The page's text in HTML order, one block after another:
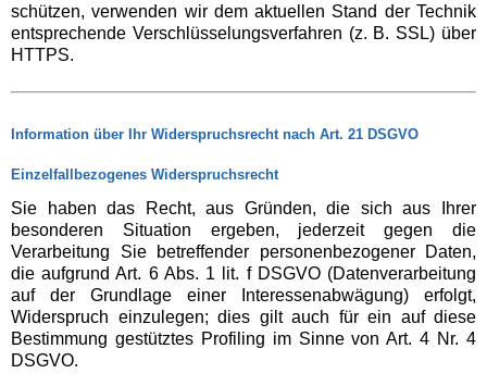
schützen, verwenden wir dem aktuellen Stand der Technik
entsprechende Verschlüsselungsverfahren (z. B. SSL) über
HTTPS.
Information über Ihr Widerspruchsrecht nach Art. 21 DSGVO
Einzelfallbezogenes Widerspruchsrecht
Sie haben das Recht, aus Gründen, die sich aus Ihrer
besonderen Situation ergeben, jederzeit gegen die
Verarbeitung Sie betreffender personenbezogener Daten,
die aufgrund Art. 6 Abs. 1 lit. f DSGVO (Datenverarbeitung
auf der Grundlage einer Interessenabwägung) erfolgt,
Widerspruch einzulegen; dies gilt auch für ein auf diese
Bestimmung gestütztes Profiling im Sinne von Art. 4 Nr. 4
DSGVO.